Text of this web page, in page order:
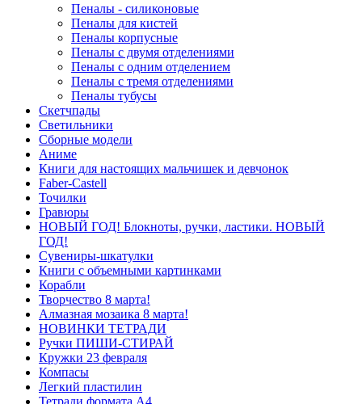
Пеналы - силиконовые
Пеналы для кистей
Пеналы корпусные
Пеналы с двумя отделениями
Пеналы с одним отделением
Пеналы с тремя отделениями
Пеналы тубусы
Скетчпады
Светильники
Сборные модели
Аниме
Книги для настоящих мальчишек и девчонок
Faber-Castell
Точилки
Гравюры
НОВЫЙ ГОД! Блокноты, ручки, ластики. НОВЫЙ
ГОД!
Сувениры-шкатулки
Книги с объемными картинками
Корабли
Творчество 8 марта!
Алмазная мозаика 8 марта!
НОВИНКИ ТЕТРАДИ
Ручки ПИШИ-СТИРАЙ
Кружки 23 февраля
Компасы
Легкий пластилин
Тетради формата А4